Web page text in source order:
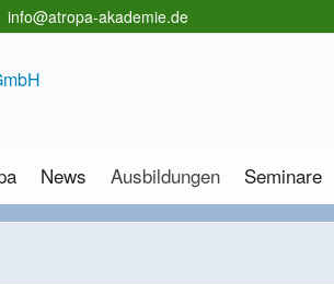
info@atropa-akademie.de
News Ausbildungen Seminare